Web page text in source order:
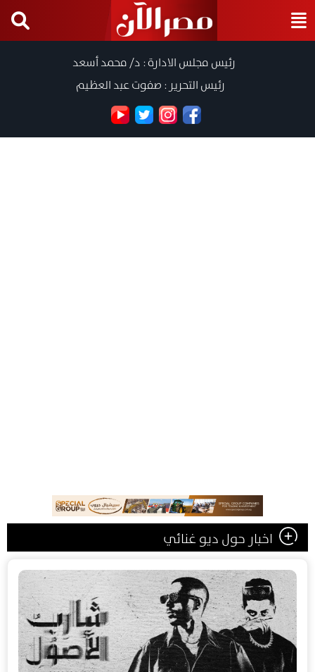
رئيس مجلس الادارة : د/ محمد أسعد
رئيس التحرير : صفوت عبد العظيم
اخبار حول ديو غنائي